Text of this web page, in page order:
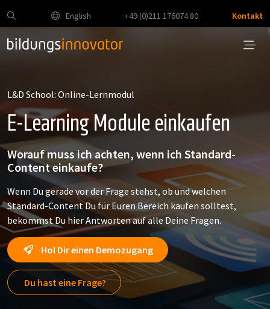
English +49 (0)211 176074 80 Kontakt
L&D School: Online-Lernmodul
E-Learning Module einkaufen
Worauf muss ich achten, wenn ich Standard-
Content einkaufe?
Wenn Du gerade vor der Frage stehst, ob und welchen
Standard-Content Du für Euren Bereich kaufen solltest,
bekommst Du hier Antworten auf alle Deine Fragen.
Hol Dir einen Demozugang
Du hast eine Frage?